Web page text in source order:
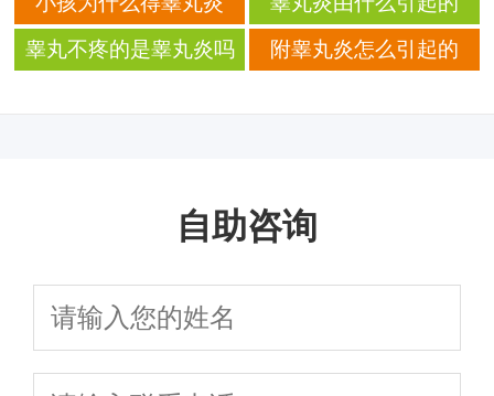
睾丸不疼的是睾丸炎吗 附睾丸炎怎么引起的
自助咨询